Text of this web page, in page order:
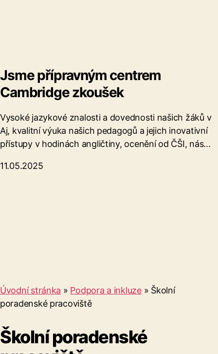
Jsme přípravným centrem
Cambridge zkoušek
Vysoké jazykové znalosti a dovednosti našich žáků v
Aj, kvalitní výuka našich pedagogů a jejich inovativní
přístupy v hodinách angličtiny, ocenění od ČŠI, nás...
11.05.2025
Úvodní stránka » Podpora a inkluze» Školní
poradenské pracoviště
Školní poradenské